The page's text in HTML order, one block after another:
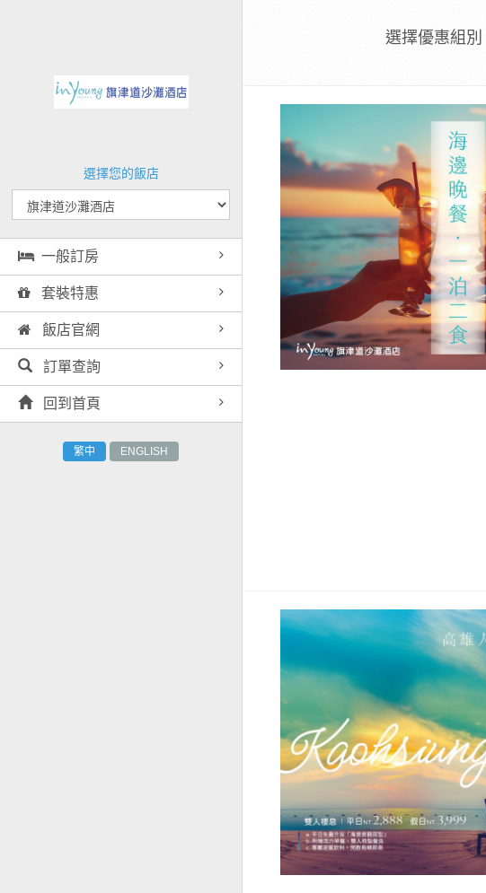
選擇您的飯店
一般訂房
套裝特惠
飯店官網
訂單查詢
回到首頁
繁中 ENGLISH
選擇優惠組別